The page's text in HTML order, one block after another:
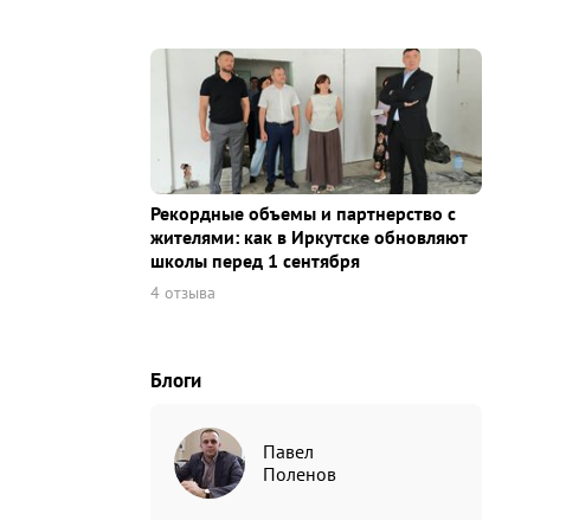
Рекордные объемы и партнерство с
жителями: как в Иркутске обновляют
школы перед 1 сентября
4 отзыва
Блоги
Павел
Поленов